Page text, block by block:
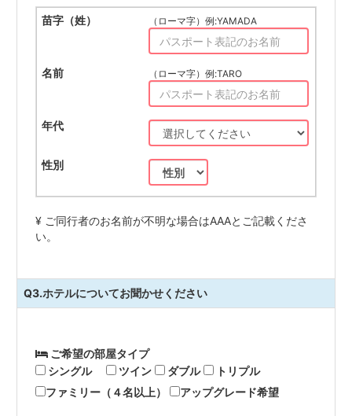
（ローマ字）例:YAMADA
（ローマ字）例:TARO
¥ ご同行者のお名前が不明な場合はAAAとご記載くださ
い。
Q3.ホテルについてお聞かせください
ご希望の部屋タイプ
シングル
ツイン ダブル
トリプル
ファミリー（４名以上）
アップグレード希望